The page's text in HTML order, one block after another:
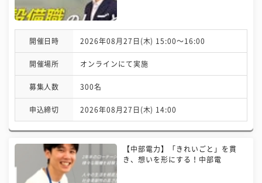
開催日時 2026年08月27日(木) 15:00〜16:00
開催場所 オンラインにて実施
募集人数 300名
申込締切 2026年08月27日(木) 14:00
【中部電力】「きれいごと」を貫
き、想いを形にする！中部電